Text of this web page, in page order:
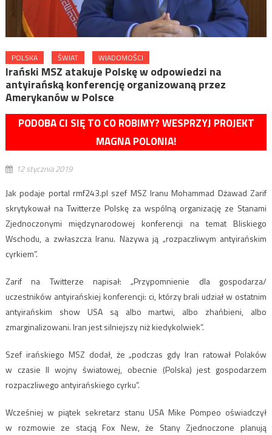
POLSKA ŚWIAT WIADOMOŚCI
Irański MSZ atakuje Polskę w odpowiedzi na
antyirańską konferencję organizowaną przez
Amerykanów w Polsce
PODOBA CI SIĘ TO CO ROBIMY? WESPRZYJ PROJEKT
MAGNA POLONIA!
12 stycznia 2019
Jak podaje portal rmf243.pl szef MSZ Iranu Mohammad Dżawad Zarif
skrytykował na Twitterze Polskę za wspólną organizację ze Stanami
Zjednoczonymi międzynarodowej konferencji na temat Bliskiego
Wschodu, a zwłaszcza Iranu. Nazywa ją „rozpaczliwym antyirańskim
cyrkiem”.
Zarif na Twitterze napisał: „Przypomnienie dla gospodarza/
uczestników antyirańskiej konferencji: ci, którzy brali udział w ostatnim
antyirańskim show USA są albo martwi, albo zhańbieni, albo
zmarginalizowani. Iran jest silniejszy niż kiedykolwiek”.
Szef irańskiego MSZ dodał, że „podczas gdy Iran ratował Polaków
w czasie II wojny światowej, obecnie (Polska) jest gospodarzem
rozpaczliwego antyirańskiego cyrku”.
Wcześniej w piątek sekretarz stanu USA Mike Pompeo oświadczył
w rozmowie ze stacją Fox New, że Stany Zjednoczone planują